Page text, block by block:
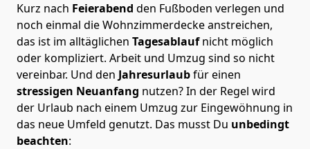
Kurz nach Feierabend den Fußboden verlegen und
noch einmal die Wohnzimmerdecke anstreichen,
das ist im alltäglichen Tagesablaufnicht möglich
oder kompliziert. Arbeit und Umzug sind so nicht
vereinbar. Und den Jahresurlaubfür einen
stressigen Neuanfang nutzen? In der Regel wird
der Urlaub nach einem Umzug zur Eingewöhnung in
das neue Umfeld genutzt. Das musst Du unbedingt
beachten: